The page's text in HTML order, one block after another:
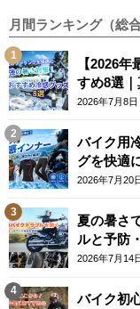
月間ランキング（総合
【2026
すめ8選
テム
2026年7月8日
バイク用
グを快適
2026年7月20
夏の暑さ
ルと予防
2026年7月14
バイク初